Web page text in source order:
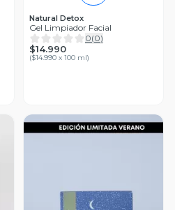
Natural Detox
Gel Limpiador Facial
0(0)
$14.990
($14.990 x 100 ml)